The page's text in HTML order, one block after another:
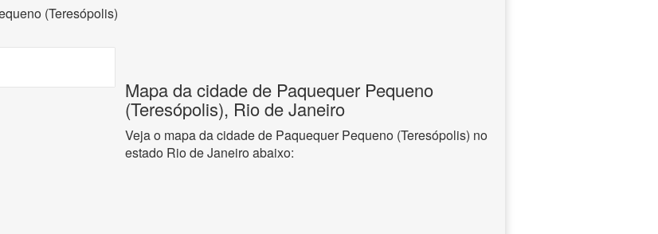
(Teresópolis)
Mapa da cidade de Paquequer Pequeno
(Teresópolis), Rio de Janeiro
Veja o mapa da cidade de Paquequer Pequeno (Teresópolis) no
estado Rio de Janeiro abaixo: